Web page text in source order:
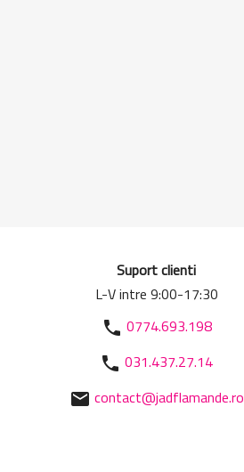
Suport clienti
L-V intre 9:00-17:30
phone 0774.693.198
phone 031.437.27.14
mail contact@jadflamande.ro